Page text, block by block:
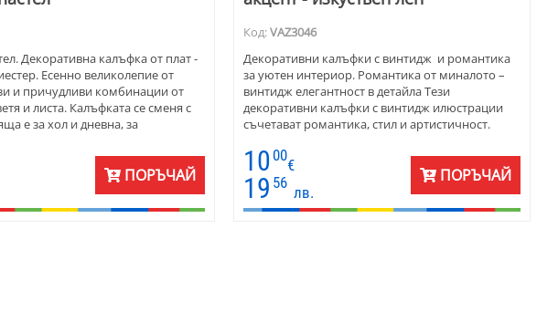
Декоративна калъфка от плат -
Есенно великолепие от
и причудливи комбинации от
и листа. Калъфката се сменя с
е за хол и дневна, за
същия плат.
ПОРЪЧАЙ
Код:VAZ3046
Декоративни калъфки с винтидж и романтика
за уютен интериор. Романтика от миналото –
винтидж елегантност в детайла Тези
декоративни калъфки с винтидж илюстрации
съчетават романтика, стил и артистичност.
Предлагат визия, близка до естествените
материи, с лесна поддръжка и издръжливост.
Размер 45х45 см, едностранен дизайн и
дискретен цип за удобство. Предлагат се
10 00
€
19 56
лв.
ПОРЪЧАЙ